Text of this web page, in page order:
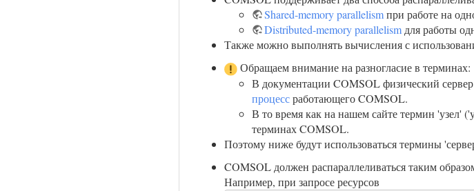
Shared-memory parallelismпри работе на
Distributed-memory parallelism для работы
Также можно выполнять вычисления с
Обращаем внимание на разногласие в терминах:
В документации COMSOL физический сервер
процессработающего COMSOL.
В то время как на нашем сайте термин 'узел'
терминах COMSOL.
Поэтому ниже будут использоваться термины
COMSOL должен распараллеливаться таким
Например, при запросе ресурсов